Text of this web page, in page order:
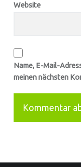
Website
Name, E-Mail-
meinen nächsten